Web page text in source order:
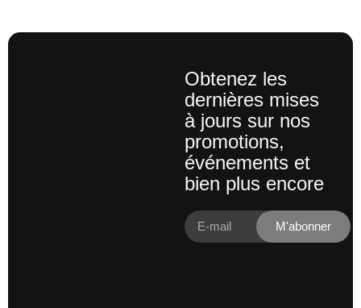
Obtenez les
dernières mises
à jours sur nos
promotions,
événements et
bien plus encore
M'abonner